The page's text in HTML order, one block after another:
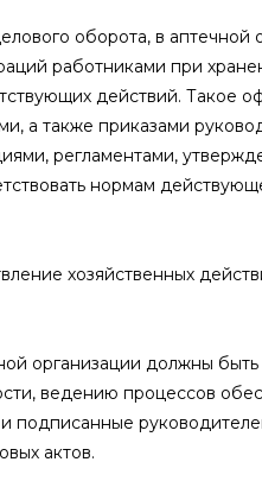
оборота, в аптечной
работниками при
действий. Такое
а также приказами
регламентами,
нормам
хозяйственных
организации должны
ведению процессов
подписанные
актов.